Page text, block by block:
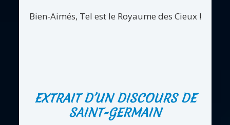
Bien-Aimés, Tel est le Royaume des Cieux !
EXTRAIT D’UN DISCOURS DE
SAINT-GERMAIN